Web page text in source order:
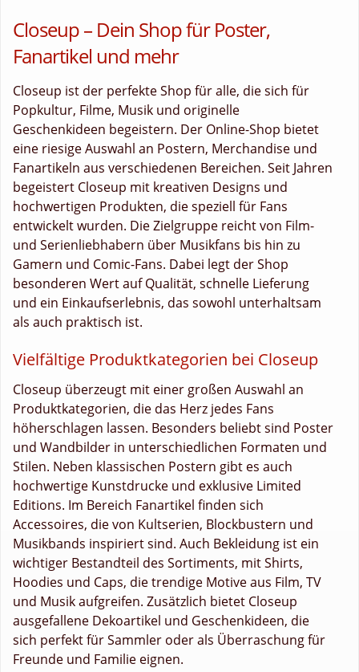
Closeup – Dein Shop für Poster,
Fanartikel und mehr
Closeup ist der perfekte Shop für alle, die sich für
Popkultur, Filme, Musik und originelle
Geschenkideen begeistern. Der Online-Shop bietet
eine riesige Auswahl an Postern, Merchandise und
Fanartikeln aus verschiedenen Bereichen. Seit Jahren
begeistert Closeup mit kreativen Designs und
hochwertigen Produkten, die speziell für Fans
entwickelt wurden. Die Zielgruppe reicht von Film-
und Serienliebhabern über Musikfans bis hin zu
Gamern und Comic-Fans. Dabei legt der Shop
besonderen Wert auf Qualität, schnelle Lieferung
und ein Einkaufserlebnis, das sowohl unterhaltsam
als auch praktisch ist.
Vielfältige Produktkategorien bei Closeup
Closeup überzeugt mit einer großen Auswahl an
Produktkategorien, die das Herz jedes Fans
höherschlagen lassen. Besonders beliebt sind Poster
und Wandbilder in unterschiedlichen Formaten und
Stilen. Neben klassischen Postern gibt es auch
hochwertige Kunstdrucke und exklusive Limited
Editions. Im Bereich Fanartikel finden sich
Accessoires, die von Kultserien, Blockbustern und
Musikbands inspiriert sind. Auch Bekleidung ist ein
wichtiger Bestandteil des Sortiments, mit Shirts,
Hoodies und Caps, die trendige Motive aus Film, TV
und Musik aufgreifen. Zusätzlich bietet Closeup
ausgefallene Dekoartikel und Geschenkideen, die
sich perfekt für Sammler oder als Überraschung für
Freunde und Familie eignen.